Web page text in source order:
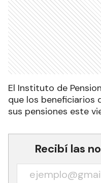
El Instituto de
que los beneficiarios
sus pensiones este
Recibí las